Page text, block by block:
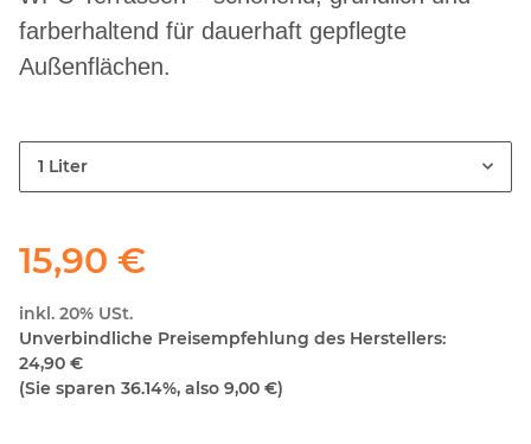
farberhaltend für dauerhaft gepflegte
Außenflächen.
1 Liter
15,90 €
inkl. 20% USt.
Unverbindliche Preisempfehlung des Herstellers:
24,90 €
(Sie sparen 36.14%, also 9,00 €)